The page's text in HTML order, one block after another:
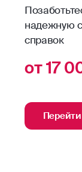
надежную
справок
от 17
Перейти